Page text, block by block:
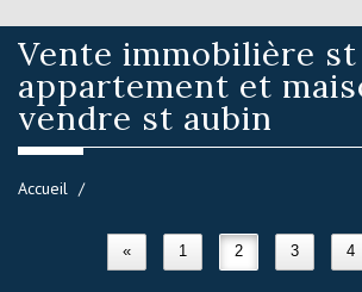
Vente immobilière
appartement et
vendre st aubin
Accueil
« 1 2 3 4